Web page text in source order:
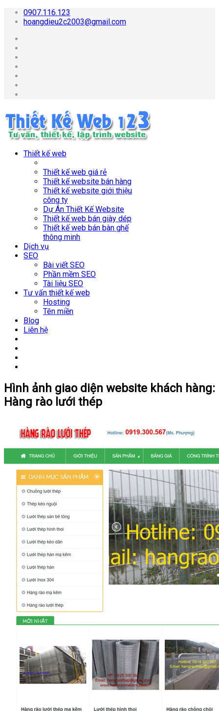
0907.116.123
hoangdieu2c2003@gmail.com
Thiết kế web
Thiết kế web giá rẻ
Thiết kế website bán hàng
Thiết kế website giới thiệu
công ty
Dự Án Thiết Kế Website
Thiết kế web bán giày dép
Thiết kế web bán bàn ghế
thông minh
Dịch vụ
SEO
Bài viết SEO
Phần mềm SEO
Tài liệu SEO
Tư vấn thiết kế web
Hosting
Tên miền
Blog
Liên hệ
Hình ảnh giao diện website khách hàng:
Hàng rào lưới thép